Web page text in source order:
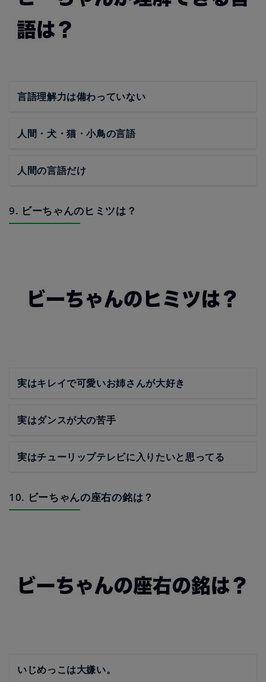
言語理解力は備わっていない
人間・犬・猫・小鳥の言語
人間の言語だけ
9. ビーちゃんのヒミツは？
実はキレイで可愛いお姉さんが大好き
実はダンスが大の苦手
実はチューリップテレビに入りたいと思ってる
10. ビーちゃんの座右の銘は？
いじめっこは大嫌い。